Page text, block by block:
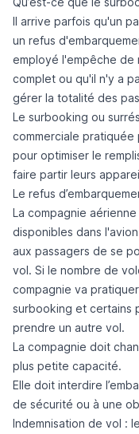
Il arrive parfois qu'un
un refus
employé l'empêche de
complet ou qu'il n'y a
gérer la totalité des
Le surbooking ou
commerciale pratiquée
pour optimiser le
faire partir leurs
Le refus
La compagnie
disponibles dans
aux passagers de se
vol. Si le nombre de
compagnie va
surbooking et certains
prendre un autre vol.
La compagnie doit
plus petite capacité.
Elle doit interdire
de sécurité ou à une
Indemnisation de vol :